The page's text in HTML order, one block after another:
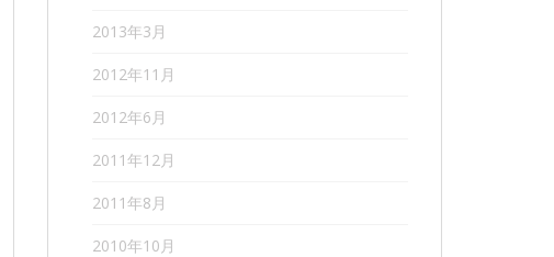
2013年3月
2012年11月
2012年6月
2011年12月
2011年8月
2010年10月